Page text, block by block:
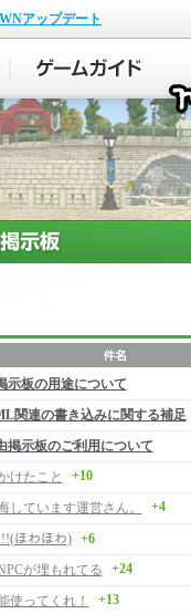
アップデート
示板の用途について
関連の書き込みに関する補足
掲示板のご利用について
けたこと
+10
しています運営さん。 +4
ほわほわ)
+6
が埋もれてる
+24
使ってくれ！ +13